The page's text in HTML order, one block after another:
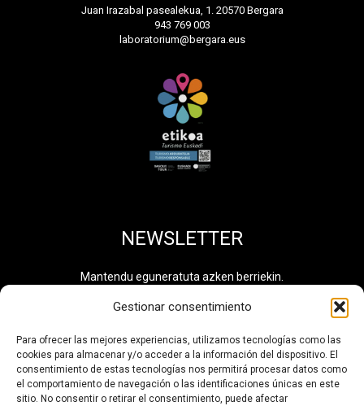
Gestionar consentimiento
Para ofrecer las mejores experiencias, utilizamos tecnologías como las
cookies para almacenar y/o acceder a la información del dispositivo. El
consentimiento de estas tecnologías nos permitirá procesar datos como
el comportamiento de navegación o las identificaciones únicas en este
sitio. No consentir o retirar el consentimiento, puede afectar
Juan Irazabal pasealekua, 1. 20570 Bergara
943 769 003
laboratorium@bergara.eus
NEWSLETTER
Mantendu eguneratuta azken berriekin.
Pribatutasun politikairakurri eta onartzen dut. Informazio
osagarria eskuragarri dago Datuen Tratamendu
Jardueren Erregistroan . Tratamendu zenbakia: 0710.